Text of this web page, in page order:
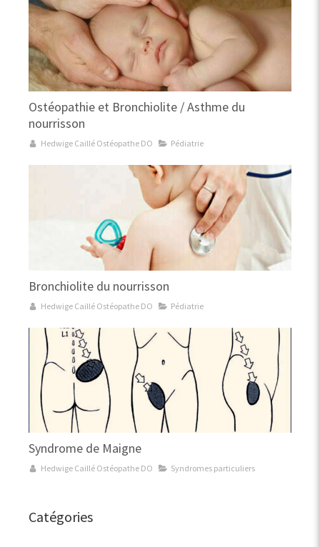
Ostéopathie et Bronchiolite / Asthme du
nourrisson
Hedwige Caillé Ostéopathe DO Pédiatrie
Bronchiolite du nourrisson
Hedwige Caillé Ostéopathe DO Pédiatrie
Syndrome de Maigne
Hedwige Caillé Ostéopathe DO Syndromes particuliers
Catégories